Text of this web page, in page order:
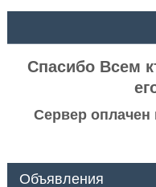
Спасибо Всем
Сервер оплачен
Объявления